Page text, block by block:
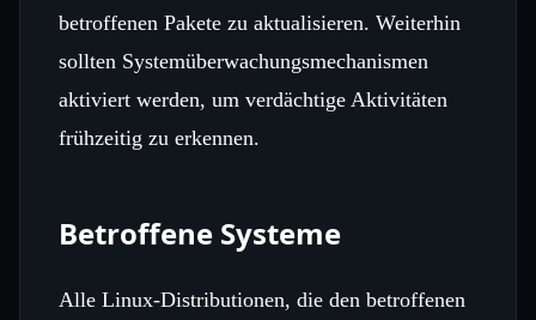
betroffenen Pakete zu aktualisieren. Weiterhin
sollten Systemüberwachungsmechanismen
aktiviert werden, um verdächtige Aktivitäten
frühzeitig zu erkennen.
Betroffene Systeme
Alle Linux-Distributionen, die den betroffenen